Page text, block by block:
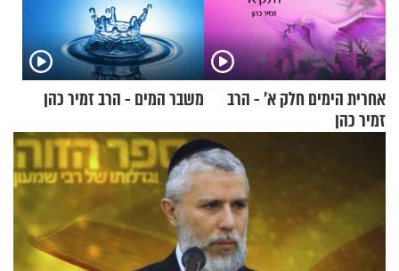
אחרית הימים חלק א’ - הרב
זמיר כהן
משבר המים - הרב זמיר כהן